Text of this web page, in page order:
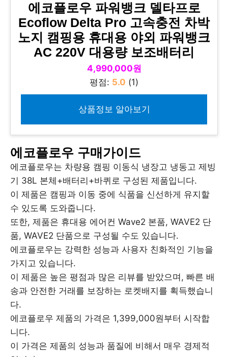
에코플로우 파워뱅크 델타프로
Ecoflow Delta Pro 고속충전 차박
노지 캠핑용 휴대용 야외 파워뱅크
AC 220V 대용량 보조배터리
4,990,000원
평점: 5.0 (1)
상품정보 알아보기
에코플로우 구매가이드
에코플로우는 차량용 캠핑 이동식 냉장고 냉동고 제빙
기 38L 본체+배터리+바퀴로 구성된 제품입니다.
이 제품은 캠핑과 이동 중에 식품을 신선하게 유지할
수 있도록 도와줍니다.
또한, 제품은 휴대용 에어컨 Wave2 본품, WAVE2 단
품, WAVE2 단품으로 구성될 수도 있습니다.
에코플로우는 강력한 성능과 사용자 친화적인 기능을
가지고 있습니다.
이 제품은 높은 평점과 많은 리뷰를 받았으며, 빠른 배
송과 안전한 거래를 보장하는 로켓배지를 획득했습니
다.
에코플로우 제품의 가격은 1,399,000원부터 시작합
니다.
이 가격은 제품의 성능과 품질에 비해서 매우 경제적